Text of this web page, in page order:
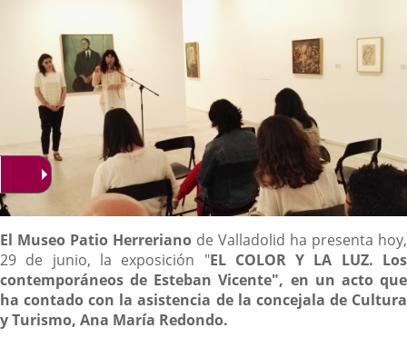
Descripción
El Museo Patio Herreriano de Valladolid ha presenta hoy,
29 de junio, la exposición "EL COLOR Y LA LUZ. Los
contemporáneos de Esteban Vicente", en un acto que
ha contado con la asistencia de la concejala de Cultura
y Turismo, Ana María Redondo.